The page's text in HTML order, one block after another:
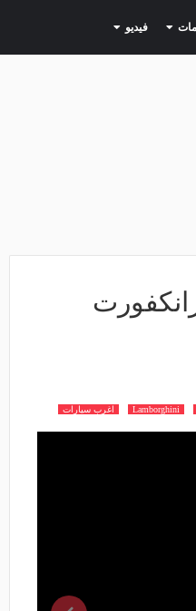
(current) فيديو (current)
Lamborghini اغرب سيارات